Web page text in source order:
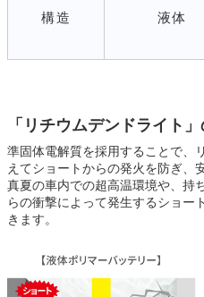
構造 液体
「リチウムデンドライト
準固体電解質を採用することで、
えてショートからの発火を防ぎ、
真夏の車内での超高温環境や、持
らの衝撃によって発生するショー
きます。